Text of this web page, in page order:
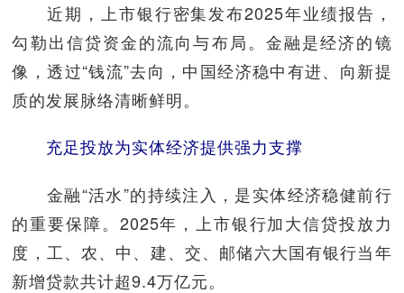
近期，上市银行密集发布2025年业绩报告，
勾勒出信贷资金的流向与布局。金融是经济的镜
像，透过“钱流”去向，中国经济稳中有进、向新提
质的发展脉络清晰鲜明。
充足投放为实体经济提供强力支撑
金融“活水”的持续注入，是实体经济稳健前行
的重要保障。2025年，上市银行加大信贷投放力
度，工、农、中、建、交、邮储六大国有银行当年
新增贷款共计超9.4万亿元。